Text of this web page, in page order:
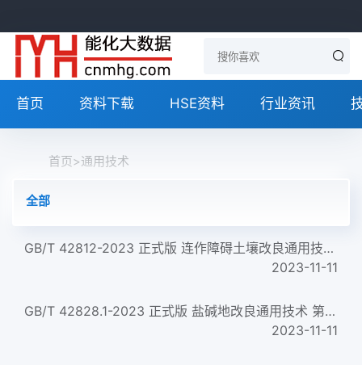
首页 资料下载 HSE资料 行业资讯
首页>通用技术
全部
GB/T 42812-2023 正式版 连作障碍土壤改良通用技术规范
2023-11-11
GB/T 42828.1-2023 正式版 盐碱地改良通用技术 第1部分：铁尾砂改良
2023-11-11